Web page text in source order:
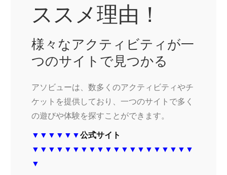
ススメ理由！
様々なアクティビティが一
つのサイトで見つかる
アソビューは、数多くのアクティビティやチ
ケットを提供しており、一つのサイトで多く
の遊びや体験を探すことができます。
▼▼▼▼▼▼公式サイト
▼▼▼▼▼▼▼▼▼▼▼▼▼▼▼▼▼▼▼▼
▼